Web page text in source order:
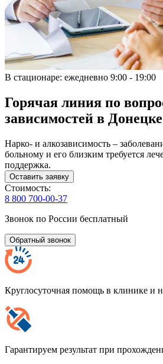
В стационаре: ежедневно 9:00 - 19:00
Горячая линия по
зависимостей в Донецке
Нарко- и алкозависимость –
больному и его близким требуется
поддержка.
Оставить заявку
Стоимость:
8 800 700-00-37
Звонок по России бесплатный
Обратный звонок
Круглосуточная помощь в клинике и
Гарантируем результат при